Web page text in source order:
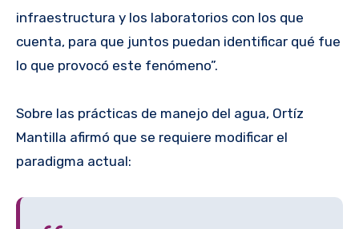
infraestructura y los laboratorios con los que
cuenta, para que juntos puedan identificar qué fue
lo que provocó este fenómeno”.
Sobre las prácticas de manejo del agua, Ortíz
Mantilla afirmó que se requiere modificar el
paradigma actual: